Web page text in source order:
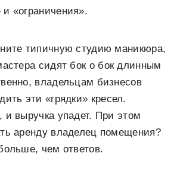
«ограничения».
типичную студию маникюра,
сидят бок о бок длинным
владельцам бизнесов
эти «грядки» кресел.
и выручка упадет. При этом
аренду владелец помещения?
чем ответов.